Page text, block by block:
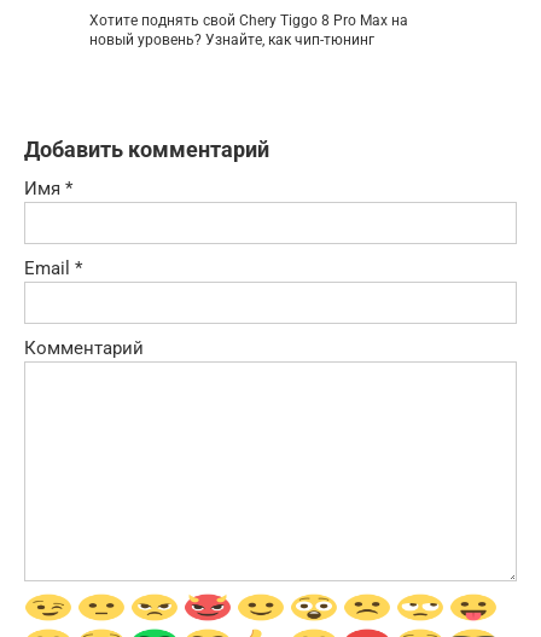
Хотите поднять свой Chery Tiggo 8 Pro Max на
новый уровень? Узнайте, как чип-тюнинг
Добавить комментарий
Имя *
Email *
Комментарий